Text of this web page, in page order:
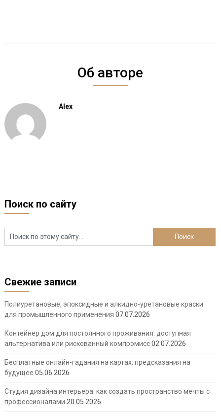
Об авторе
Alex
Поиск по сайту
Свежие записи
Полиуретановые, эпоксидные и алкидно-уретановые краски
для промышленного применения 07.07.2026
Контейнер дом для постоянного проживания: доступная
альтернатива или рискованный компромисс02.07.2026
Бесплатные онлайн-гадания на картах: предсказания на
будущее 05.06.2026
Студия дизайна интерьера: как создать пространство мечты с
профессионалами 20.05.2026